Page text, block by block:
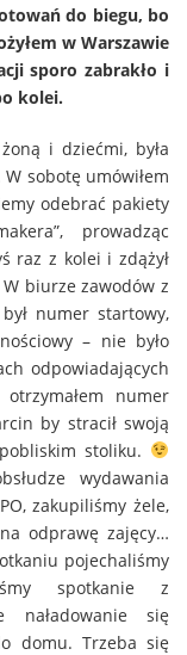
do biegu, bo
w Warszawie
sporo zabrakło i
kolei.
i dziećmi, była
sobotę umówiłem
odebrać pakiety
prowadząc
raz z kolei i zdążył
biurze zawodów z
numer startowy,
– nie było
odpowiadających
numer
by stracił swoją
stoliku.
wydawania
zakupiliśmy żele,
odprawę zajęcy…
pojechaliśmy
spotkanie z
naładowanie się
domu. Trzeba się